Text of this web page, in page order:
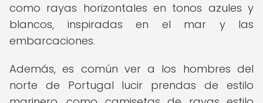
como rayas horizontales en tonos azules y
blancos, inspiradas en el mar y las
embarcaciones.
Además, es común ver a los hombres del
norte de Portugal lucir prendas de estilo